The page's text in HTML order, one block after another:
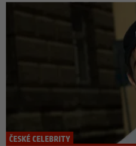
ČESKÉ CELEBRITY